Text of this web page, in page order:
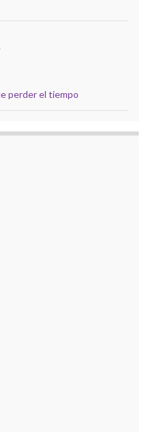
perder el tiempo